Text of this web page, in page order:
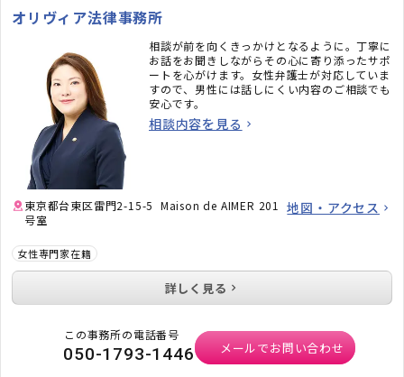
オリヴィア法律事務所
相談が前を向くきっかけとなるように。丁寧に
お話をお聞きしながらその心に寄り添ったサポ
ートを心がけます。女性弁護士が対応していま
すので、男性には話しにくい内容のご相談でも
安心です。
相談内容を見る
東京都台東区雷門2-15-5 Maison de AIMER 201
号室
地図・アクセス
女性専門家在籍
詳しく見る
この事務所の電話番号
050-1793-1446 メールでお問い合わせ